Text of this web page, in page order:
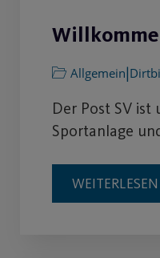
Allgemein|
Der Post SV ist
Sportanlage
WEITERLESEN